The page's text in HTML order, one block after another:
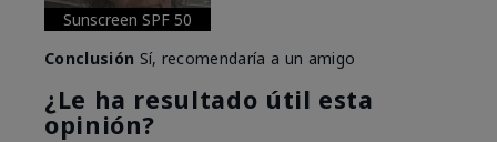
Sunscreen SPF 50
Conclusión Sí, recomendaría a un amigo
¿Le ha resultado útil esta
opinión?